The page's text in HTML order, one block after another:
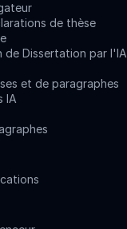
de thèse
de Dissertation par l'IA
et de paragraphes
IA